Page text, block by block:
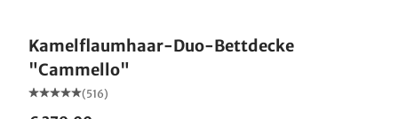
Kamelflaumhaar-Duo-Bettdecke
"Cammello"
(516)